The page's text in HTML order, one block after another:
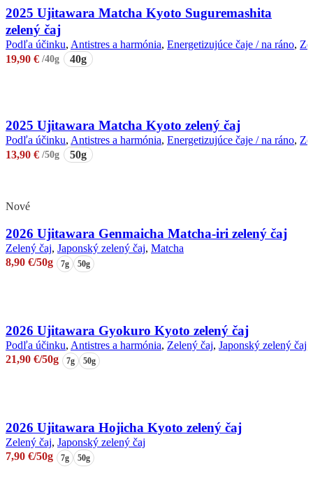
má
viacero
variantov.
Možnosti
si
produktu.
2025 Ujitawara Matcha Kyoto Suguremashita
zelený čaj
Podľa účinku, Antistres a harmónia, Energetizujúce čaje / na ráno,
19,90 € /40g 40g
2025 Ujitawara Matcha Kyoto zelený čaj
Podľa účinku, Antistres a harmónia, Energetizujúce čaje / na ráno,
13,90 € /50g 50g
Nové
2026 Ujitawara Genmaicha Matcha-iri zelený čaj
Zelený čaj, Japonský zelený čaj, Matcha
8,90 €/50g 7g 50g
má
viacero
variantov.
Možnosti
stránke
produktu.
2026 Ujitawara Gyokuro Kyoto zelený čaj
Podľa účinku, Antistres a harmónia, Zelený čaj, Japonský zelený čaj
21,90 €/50g 7g 50g
má
viacero
variantov.
Možnosti
2026 Ujitawara Hojicha Kyoto zelený čaj
Zelený čaj, Japonský zelený čaj
7,90 €/50g 7g 50g